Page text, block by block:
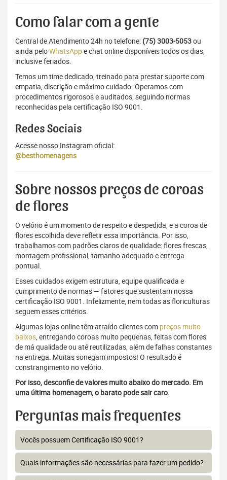
Como falar com a gente
Central de Atendimento 24h no telefone: (75) 3003-5053ou
ainda peloWhatsAppe chat online disponíveis todos os dias,
inclusive feriados.
Temos um time dedicado, treinado para prestar suporte com
empatia, discrição e máximo cuidado. Operamos com
procedimentos rigorosos e auditados, seguindo normas
reconhecidas pela certificação ISO 9001.
Redes Sociais
Acesse nosso Instagram oficial:
@besthomenagens
Sobre nossos preços de coroas
de flores
O velório é um momento de respeito e despedida, e a coroa de
flores escolhida deve refletir essa importância. Por isso,
trabalhamos com padrões claros de qualidade: flores frescas,
montagem profissional, tamanho adequado e entrega
pontual.
Esses cuidados exigem estrutura, equipe qualificada e
cumprimento de normas — fatores que sustentam nossa
certificação ISO 9001. Infelizmente, nem todas as floriculturas
seguem esses critérios.
Algumas lojas online têm atraído clientes com preços muito
baixos, entregando coroas muito pequenas, feitas com flores
de má qualidade ou até reutilizadas, além de falhas constantes
na entrega. Muitas sonegam impostos! O resultado é
constrangimento no velório.
Por isso, desconfie de valores muito abaixo do mercado. Em
uma última homenagem, o barato pode sair caro.
Perguntas mais frequentes
Vocês possuem Certificação ISO 9001?
Quais informações são necessárias para fazer um pedido?